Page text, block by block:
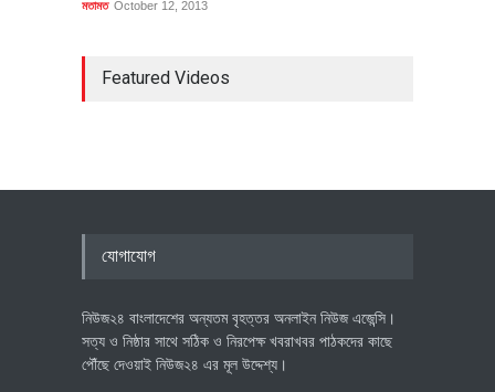
মতামত October 12, 2013
Featured Videos
যোগাযোগ
নিউজ২৪ বাংলাদেশের অন্যতম বৃহত্তর অনলাইন নিউজ এজেন্সি।
সত্য ও নিষ্ঠার সাথে সঠিক ও নিরপেক্ষ খবরাখবর পাঠকদের কাছে
পৌঁছে দেওয়াই নিউজ২৪ এর মূল উদ্দেশ্য।